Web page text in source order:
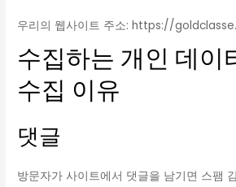
우리의 웹사이트 주소: https://
수집하는 개인 데이
수집 이유
댓글
방문자가 사이트에서 댓글을 남기면 스팸